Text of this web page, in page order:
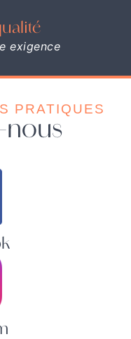
exigence
PRATIQUES
nous